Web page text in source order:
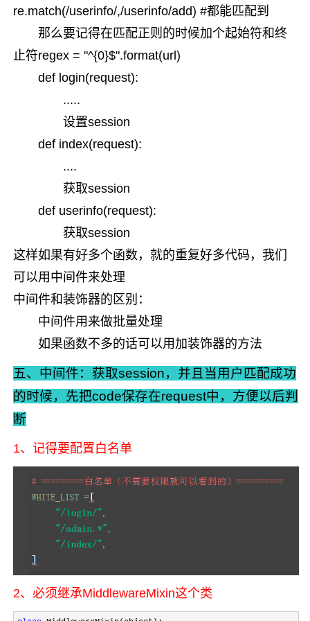
re.match(/userinfo/,/userinfo/add) #都能匹配到
那么要记得在匹配正则的时候加个起始符和终
止符regex = "^{0}$".format(url)
def login(request):
.....
设置session
def index(request):
....
获取session
def userinfo(request):
获取session
这样如果有好多个函数，就的重复好多代码，我们
可以用中间件来处理
中间件和装饰器的区别：
中间件用来做批量处理
如果函数不多的话可以用加装饰器的方法
五、中间件：获取session，并且当用户匹配成功
的时候， 先把code保存在request中，方便以后判
断
1、记得要配置白名单
2、必须继承MiddlewareMixin这个类